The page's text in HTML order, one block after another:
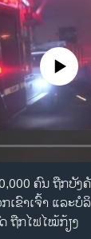
ຂ່າວ
source
ຄົນ ຖືກບັ
ເຂົາເຈົ້າ ແລະບໍ
ຖືກໄຟໄໝ້ກ້ຽງ